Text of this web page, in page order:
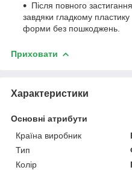
Після повного
завдяки гладкому
форми без пошкоджень.
Приховати
Характеристики
Основні атрибути
Країна виробник
Тип
Колір